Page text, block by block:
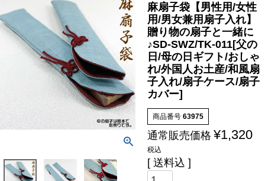
麻扇子袋【男性用/女性
用/男女兼用扇子入れ】
贈り物の扇子と一緒に
♪SD-SWZ/TK-011[父の
日/母の日ギフト/おしゃ
れ/外国人お土産/和風扇
子入れ/扇子ケース/扇子
カバー]
商品番号 63975
通常販売価格 ¥1,320
税込
送料込
セール
限定
再入荷
翌日発送
在庫なし商品
在庫なし商品を表示しない
商品番号/JANコード
バンドル販売